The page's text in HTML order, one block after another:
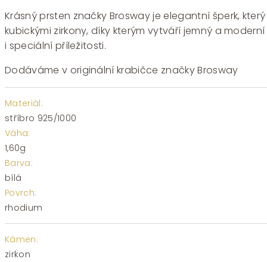
Krásný prsten značky Brosway je elegantní šperk,
kubickými zirkony, díky kterým vytváří jemný a
i speciální příležitosti.
Dodáváme v originální krabičce značky Brosway
Materiál:
stříbro 925/1000
Váha:
1,60g
Barva:
bílá
Povrch:
rhodium
Kámen:
zirkon